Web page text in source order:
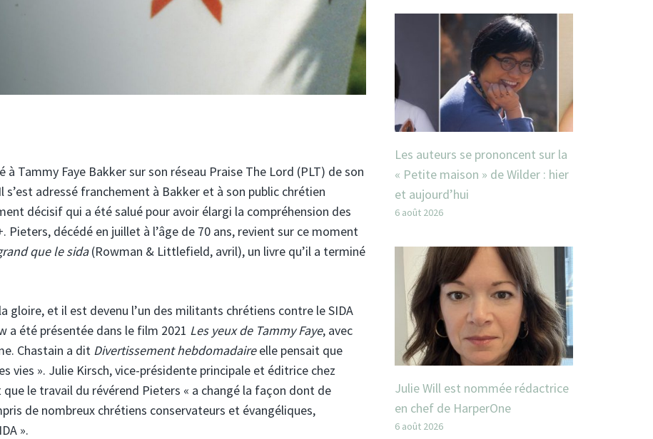
à Tammy Faye Bakker sur son réseau Praise The Lord (PLT) de son
adressé franchement à Bakker et à son public chrétien
décisif qui a été salué pour avoir élargi la compréhension des
Pieters, décédé en juillet à l’âge de 70 ans, revient sur ce moment
que le sida(Rowman & Littlefield, avril), un livre qu’il a terminé
gloire, et il est devenu l’un des militants chrétiens contre le SIDA
a été présentée dans le film 2021 Les yeux de Tammy Faye, avec
Chastain a dit Divertissement hebdomadaireelle pensait que
vies ». Julie Kirsch, vice-présidente principale et éditrice chez
le travail du révérend Pieters « a changé la façon dont de
de nombreux chrétiens conservateurs et évangéliques,
».
Les auteurs se prononcent sur la
« Petite maison » de Wilder : hier
et aujourd’hui
6 août 2026
Julie Will est nommée rédactrice
en chef de HarperOne
6 août 2026